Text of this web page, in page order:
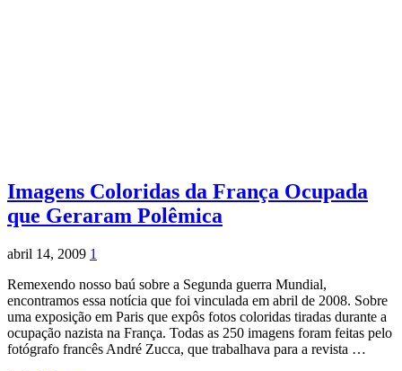
Imagens Coloridas da França Ocupada
que Geraram Polêmica
abril 14, 2009 1
Remexendo nosso baú sobre a Segunda guerra Mundial,
encontramos essa notícia que foi vinculada em abril de 2008. Sobre
uma exposição em Paris que expôs fotos coloridas tiradas durante a
ocupação nazista na França. Todas as 250 imagens foram feitas pelo
fotógrafo francês André Zucca, que trabalhava para a revista …